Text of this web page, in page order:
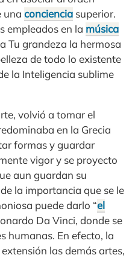
una conciencia superior.
empleados en la música
Tu grandeza la hermosa
de todo lo existente
la Inteligencia sublime
volvió a tomar el
en la Grecia
formas y guardar
vigor y se proyecto
aun guardan su
la importancia que se le
puede darlo “el
Da Vinci, donde se
humanas. En efecto, la
las demás artes,